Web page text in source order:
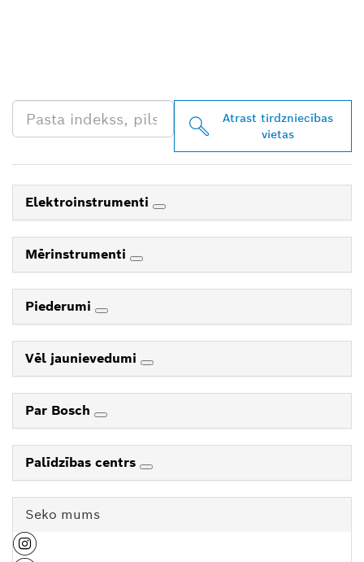
Atrast tirdzniecības
vietas
Elektroinstrumenti
Mērinstrumenti
Piederumi
Vēl jaunievedumi
Par Bosch
Palīdzības centrs
Seko mums